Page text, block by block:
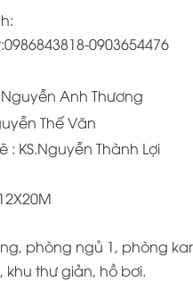
0903654476
Anh Thương
Thế Văn
KS.Nguyễn Thành Lợi
phòng ngủ 1, phòng
khu thư giản, hồ bơi.